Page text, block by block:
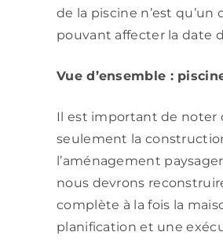
de la piscine n’est
pouvant affecter la date
Vue d’ensemble :
Il est important de noter
seulement la
l’aménagement
nous devrons
complète à la fois la
planification et une